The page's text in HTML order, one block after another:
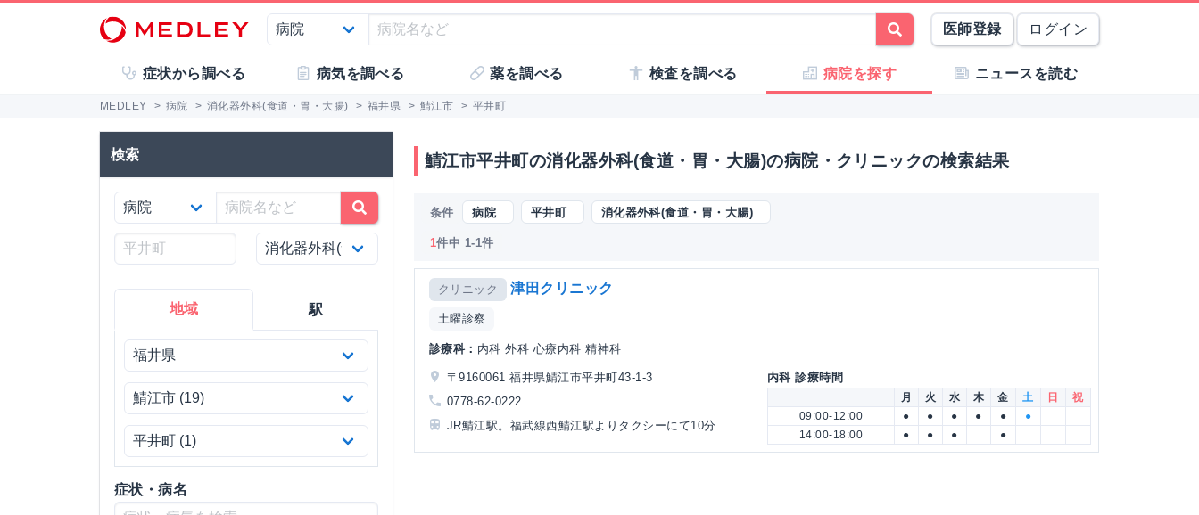
医師登録 ログイン
症状から調べる 病気を調べる 薬を調べる 検査を調べる 病院を探す ニュースを読む
MEDLEY > 病院 > 消化器外科(食道・胃・大腸) > 福井県 > 鯖江市 > 平井町
検索
地域 駅
症状・病名
鯖江市平井町の消化器外科(食道・胃・大腸)の病院・クリニックの検索結果
条件 病院 平井町 消化器外科(食道・胃・大腸)
1件中 1-1件
クリニック 津田クリニック
土曜診察
診療科： 内科 外科 心療内科 精神科
〒9160061 福井県鯖江市平井町43-1-3
0778-62-0222
JR鯖江駅。福武線西鯖江駅よりタクシーにて10分
内科 診療時間
月 火 水 木 金 土 日
祝
09:00-12:00
● ● ● ● ●
●
14:00-18:00
● ● ● ●